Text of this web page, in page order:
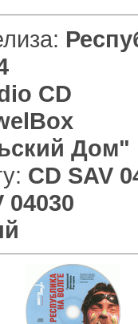
CD
Дом"
CD SAV
04030